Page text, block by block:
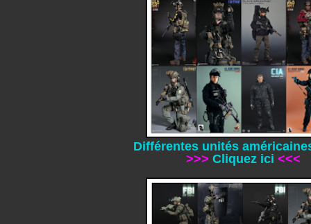
Différentes unités
>>> Cliquez ici <<<